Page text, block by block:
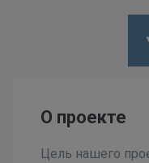
О проекте
Цель нашего